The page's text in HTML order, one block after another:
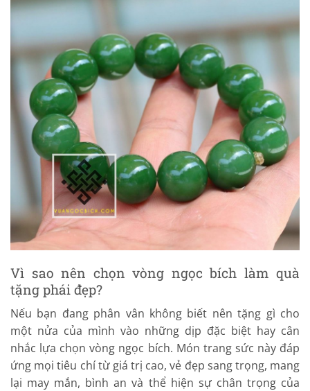
Vì sao nên chọn vòng ngọc bích làm quà
tặng phái đẹp?
Nếu bạn đang phân vân không biết nên tặng gì cho
một nửa của mình vào những dịp đặc biệt hay cân
nhắc lựa chọn vòng ngọc bích. Món trang sức này đáp
ứng mọi tiêu chí từ giá trị cao, vẻ đẹp sang trọng, mang
lại may mắn, bình an và thể hiện sự chân trọng của